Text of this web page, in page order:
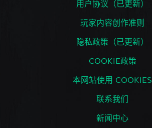
用户协议（已更新）
玩家内容创作准则
隐私政策（已更新）
COOKIE政策
本网站使用 COOKIES
联系我们
新闻中心